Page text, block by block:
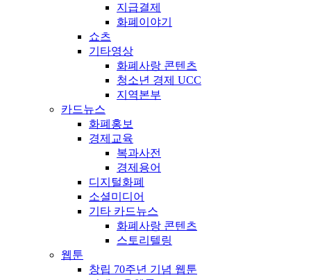
지급결제
화폐이야기
쇼츠
기타영상
화폐사랑 콘텐츠
청소년 경제 UCC
지역본부
카드뉴스
화폐홍보
경제교육
복과사전
경제용어
디지털화폐
소셜미디어
기타 카드뉴스
화폐사랑 콘텐츠
스토리텔링
웹툰
창립 70주년 기념 웹툰